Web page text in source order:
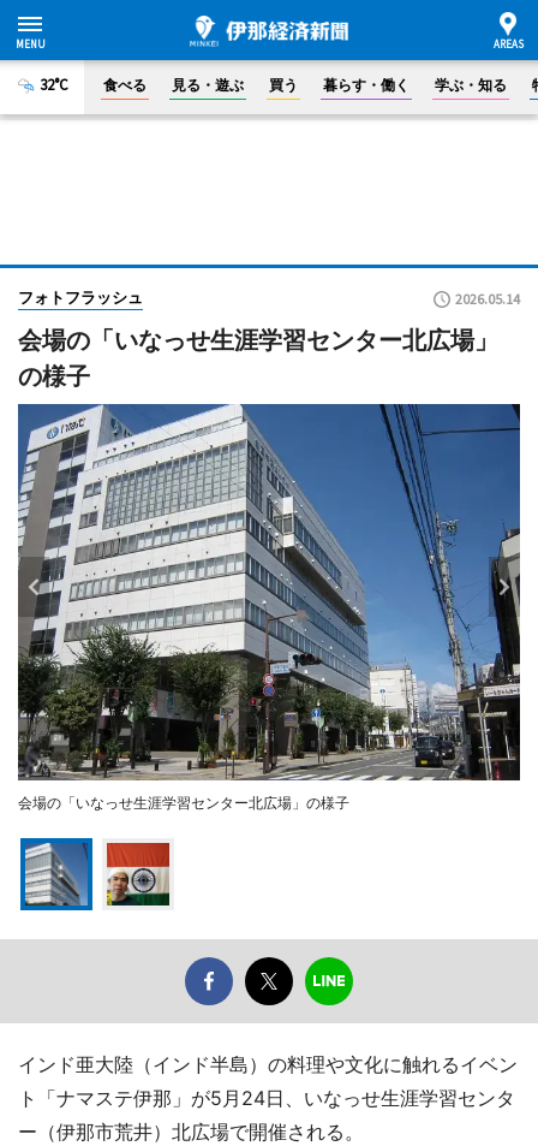
32°C 食べる 見る・遊ぶ 買う 暮らす・働く 学ぶ・知る
フォトフラッシュ 2026.05.14
会場の「いなっせ生涯学習センター北広場」
の様子
会場の「いなっせ生涯学習センター北広場」の様子
インド亜大陸（インド半島）の料理や文化に触れるイベン
ト「ナマステ伊那」が5月24日、いなっせ生涯学習センタ
ー（伊那市荒井）北広場で開催される。